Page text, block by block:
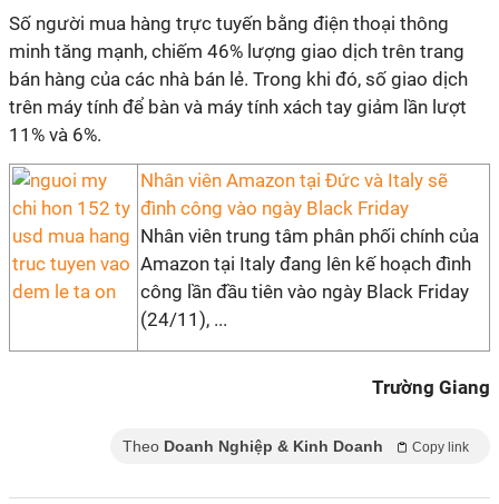
Số người mua hàng trực tuyến bằng điện thoại thông
minh tăng mạnh, chiếm 46% lượng giao dịch trên trang
bán hàng của các nhà bán lẻ. Trong khi đó, số giao dịch
trên máy tính để bàn và máy tính xách tay giảm lần lượt
11% và 6%.
Nhân viên Amazon tại Đức và Italy sẽ
đình công vào ngày Black Friday
Nhân viên trung tâm phân phối chính của
Amazon tại Italy đang lên kế hoạch đình
công lần đầu tiên vào ngày Black Friday
(24/11), ...
Trường Giang
Theo Doanh Nghiệp & Kinh Doanh Copy link